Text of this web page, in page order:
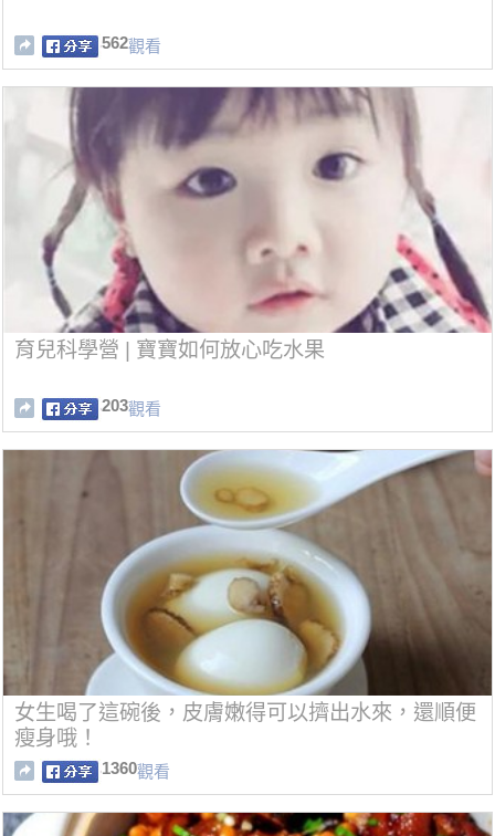
562觀看
育兒科學營 | 寶寶如何放心吃水果
203觀看
女生喝了這碗後，皮膚嫩得可以擠出水來，還順便
瘦身哦！
1360觀看